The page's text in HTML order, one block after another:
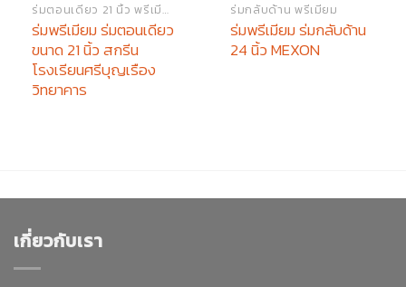
ร่มตอนเดียว 21 นิ้ว พรีเมียม
ร่มพรีเมียม ร่มตอนเดียว
ขนาด 21 นิ้ว สกรีน
โรงเรียนศรีบุญเรือง
วิทยาคาร
ร่มกลับด้าน พรีเมียม
ร่มพรีเมียม ร่มกลับด้าน
24 นิ้ว MEXON
เกี่ยวกับเรา